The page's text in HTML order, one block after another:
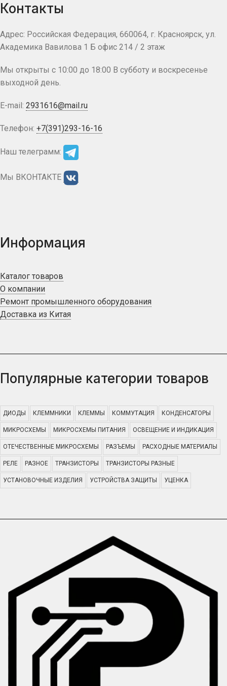
Контакты
Адрес: Российская Федерация, 660064, г. Красноярск, ул.
Академика Вавилова 1 Б офис 214 / 2 этаж
Мы открыты с 10:00 до 18:00 В субботу и воскресенье
выходной день.
E-mail: 2931616@mail.ru
Телефон: +7(391)293-16-16
Наш телеграмм:
Мы ВКОНТАКТЕ
Информация
Каталог товаров
О компании
Ремонт промышленного оборудования
Доставка из Китая
Популярные категории товаров
ДИОДЫ КЛЕММНИКИ КЛЕММЫ КОММУТАЦИЯ КОНДЕНСАТОРЫ
МИКРОСХЕМЫ МИКРОСХЕМЫ ПИТАНИЯ ОСВЕЩЕНИЕ И ИНДИКАЦИЯ
ОТЕЧЕСТВЕННЫЕ МИКРОСХЕМЫ РАЗЪЕМЫ РАСХОДНЫЕ МАТЕРИАЛЫ
РЕЛЕ РАЗНОЕ ТРАНЗИСТОРЫ ТРАНЗИСТОРЫ РАЗНЫЕ
УСТАНОВОЧНЫЕ ИЗДЕЛИЯ УСТРОЙСТВА ЗАЩИТЫ УЦЕНКА